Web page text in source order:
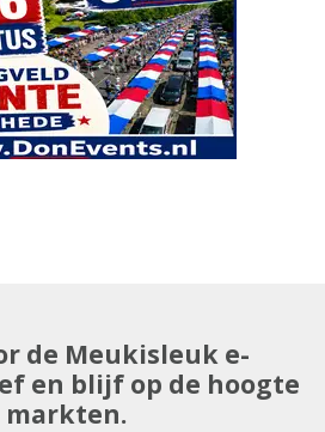
de Meukisleuk e-
en blijf op de hoogte
markten.